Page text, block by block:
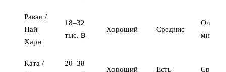
Раваи /
Най
Харн
18–32
тыс. ฿
Хороший Средние
Очень
много
Ката /
20–38
Хороший Есть